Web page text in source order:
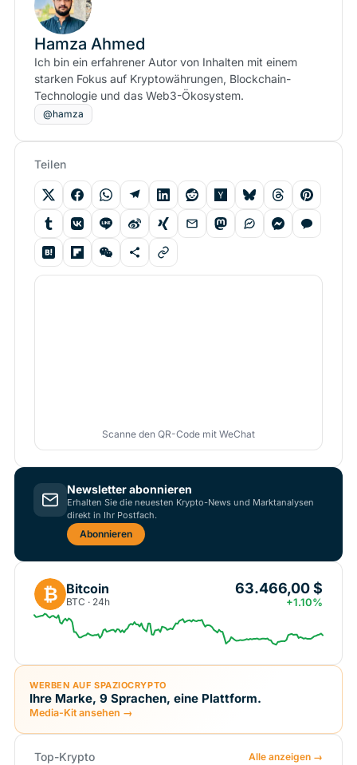
Hamza Ahmed
Ich bin ein erfahrener Autor von Inhalten mit einem
starken Fokus auf Kryptowährungen, Blockchain-
Technologie und das Web3-Ökosystem.
@hamza
Teilen
Scanne den QR-Code mit WeChat
Newsletter abonnieren
Erhalten Sie die neuesten Krypto-News und Marktanalysen
direkt in Ihr Postfach.
Abonnieren
₿ Bitcoin
BTC · 24h
63.466,00 $
+1.10%
WERBEN AUF SPAZIOCRYPTO
Ihre Marke, 9 Sprachen, eine Plattform.
Media-Kit ansehen →
Top-Krypto Alle anzeigen →